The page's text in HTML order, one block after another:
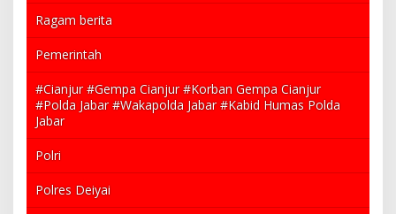
Ragam berita
Pemerintah
#Cianjur #Gempa Cianjur #Korban Gempa Cianjur
#Polda Jabar #Wakapolda Jabar #Kabid Humas Polda
Jabar
Polri
Polres Deiyai